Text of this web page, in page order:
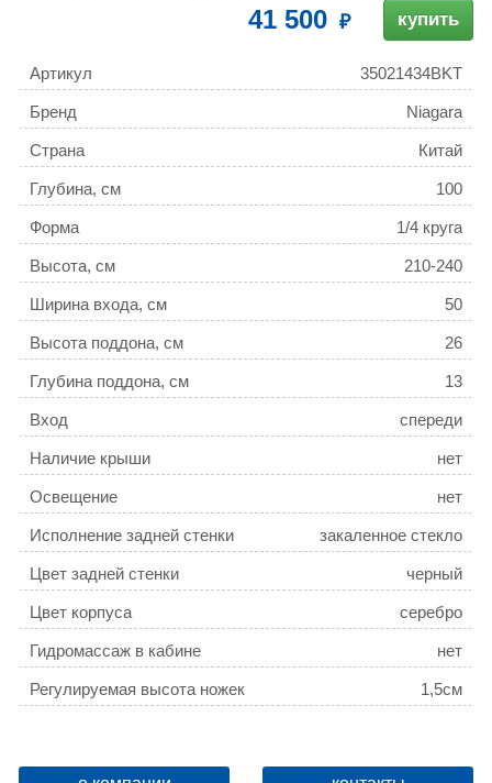
41 500 купить
Артикул 35021434BKT
Бренд Niagara
Страна Китай
Глубина, см 100
Форма 1/4 круга
Высота, см 210-240
Ширина входа, см 50
Высота поддона, см 26
Глубина поддона, см 13
Вход спереди
Наличие крыши нет
Освещение нет
Исполнение задней стенки закаленное стекло
Цвет задней стенки черный
Цвет корпуса серебро
Гидромассаж в кабине нет
Регулируемая высота ножек 1,5см
Турецкая баня
нет